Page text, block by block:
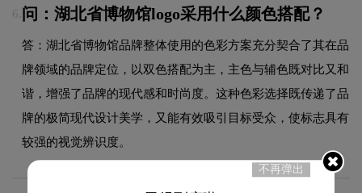
6. 问：湖北省博物馆logo采用什么颜色搭配？
答：湖北省博物馆品牌整体使用的色彩方案充分契合了其在品
牌领域的品牌定位，以双色搭配为主，主色与辅色既对比又和
谐，增强了品牌的现代感和时尚度。这种色彩选择既传递了品
牌的极简现代设计美学，又能有效吸引目标受众，使标志具有
较强的视觉辨识度。
不再弹出